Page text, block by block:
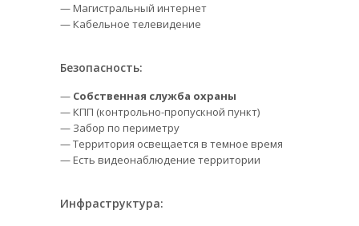
— Магистральный интернет
— Кабельное телевидение
Безопасность:
— Собственная служба охраны
— КПП (контрольно-пропускной пункт)
— Забор по периметру
— Территория освещается в темное время
— Есть видеонаблюдение территории
Инфраструктура: